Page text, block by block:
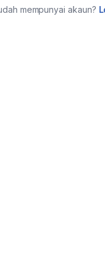
mempunyai akaun?